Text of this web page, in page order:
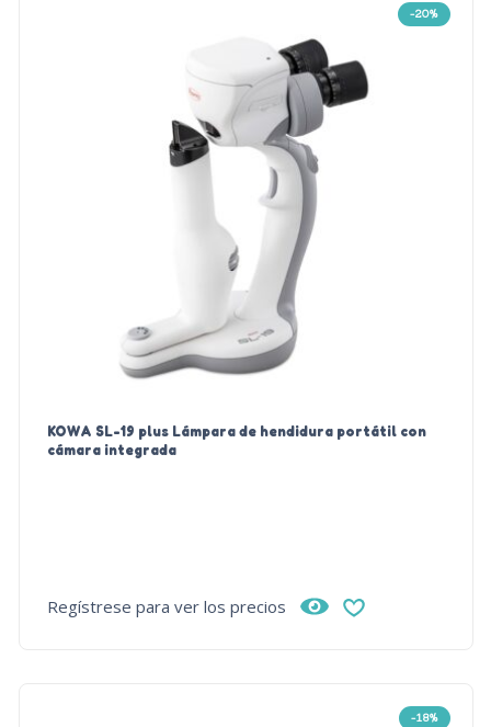
-20%
KOWA SL-19 plus Lámpara de hendidura portátil con
cámara integrada
Regístrese para ver los precios
-18%